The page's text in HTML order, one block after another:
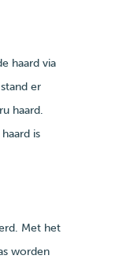
haard via
er
haard.
is
Met het
worden